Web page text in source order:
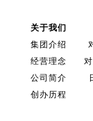
关于我们
集团介绍
经营理念
公司简介
创办历程